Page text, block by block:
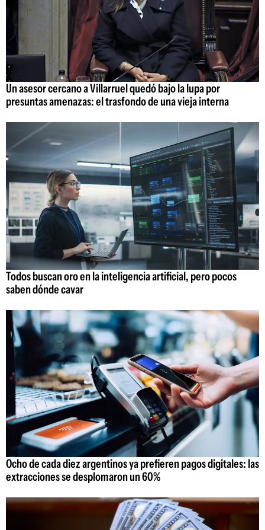
Un asesor cercano a Villarruel quedó bajo la lupa por
presuntas amenazas: el trasfondo de una vieja interna
Todos buscan oro en la inteligencia artificial, pero pocos
saben dónde cavar
Ocho de cada diez argentinos ya prefieren pagos digitales: las
extracciones se desplomaron un 60%